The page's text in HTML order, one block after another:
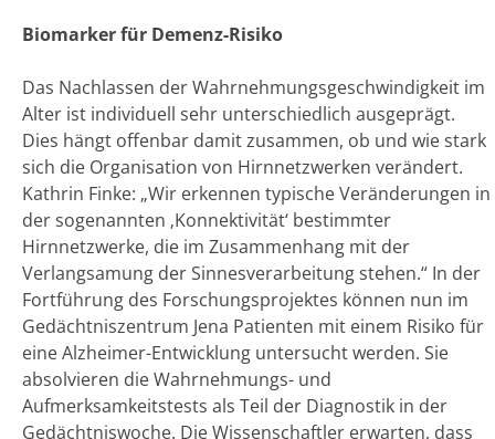
Biomarker für Demenz-Risiko
Das Nachlassen der Wahrnehmungsgeschwindigkeit im
Alter ist individuell sehr unterschiedlich ausgeprägt.
Dies hängt offenbar damit zusammen, ob und wie stark
sich die Organisation von Hirnnetzwerken verändert.
Kathrin Finke: „Wir erkennen typische Veränderungen in
der sogenannten ‚Konnektivität‘ bestimmter
Hirnnetzwerke, die im Zusammenhang mit der
Verlangsamung der Sinnesverarbeitung stehen.“ In der
Fortführung des Forschungsprojektes können nun im
Gedächtniszentrum Jena Patienten mit einem Risiko für
eine Alzheimer-Entwicklung untersucht werden. Sie
absolvieren die Wahrnehmungs- und
Aufmerksamkeitstests als Teil der Diagnostik in der
Gedächtniswoche. Die Wissenschaftler erwarten, dass